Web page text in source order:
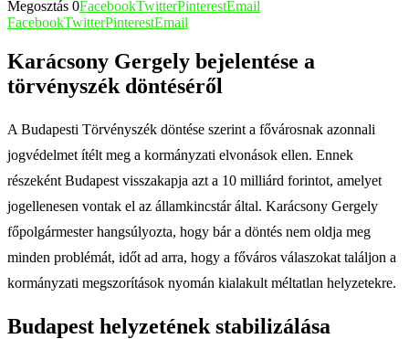
Megosztás 0FacebookTwitterPinterestEmail
FacebookTwitterPinterestEmail
Karácsony Gergely bejelentése a
törvényszék döntéséről
A Budapesti Törvényszék döntése szerint a fővárosnak azonnali
jogvédelmet ítélt meg a kormányzati elvonások ellen. Ennek
részeként Budapest visszakapja azt a 10 milliárd forintot, amelyet
jogellenesen vontak el az államkincstár által. Karácsony Gergely
főpolgármester hangsúlyozta, hogy bár a döntés nem oldja meg
minden problémát, időt ad arra, hogy a főváros válaszokat találjon a
kormányzati megszorítások nyomán kialakult méltatlan helyzetekre.
Budapest helyzetének stabilizálása